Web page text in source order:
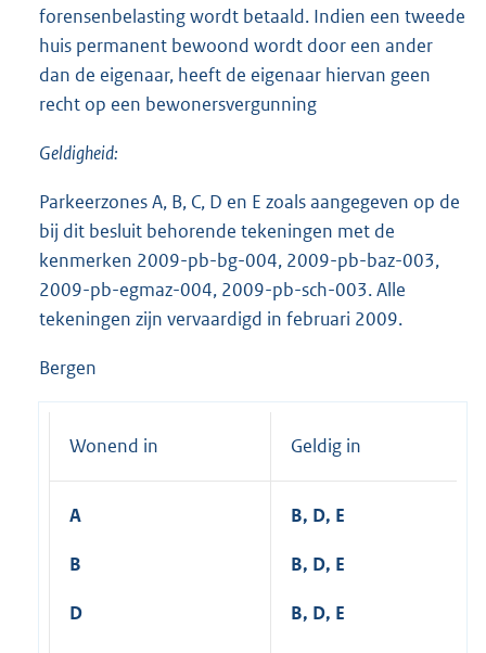
forensenbelasting wordt betaald. Indien een tweede
huis permanent bewoond wordt door een ander
dan de eigenaar, heeft de eigenaar hiervan geen
recht op een bewonersvergunning
Geldigheid:
Parkeerzones A, B, C, D en E zoals aangegeven op de
bij dit besluit behorende tekeningen met de
kenmerken 2009-pb-bg-004, 2009-pb-baz-003,
2009-pb-egmaz-004, 2009-pb-sch-003. Alle
tekeningen zijn vervaardigd in februari 2009.
Bergen
Wonend in Geldig in
A
B
D
B, D, E
B, D, E
B, D, E